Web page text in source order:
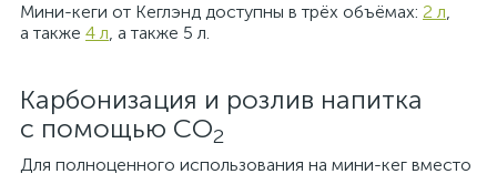
Мини-кеги от Кеглэнд доступны в трёх объёмах: 2 л,
а также 4 л, а также 5 л.
Карбонизация и розлив напитка
с помощью СО2
Для полноценного использования на мини-кег вместо